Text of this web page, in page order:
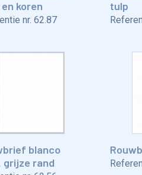
koren
nr. 62.87
tulp
blanco
grijze rand